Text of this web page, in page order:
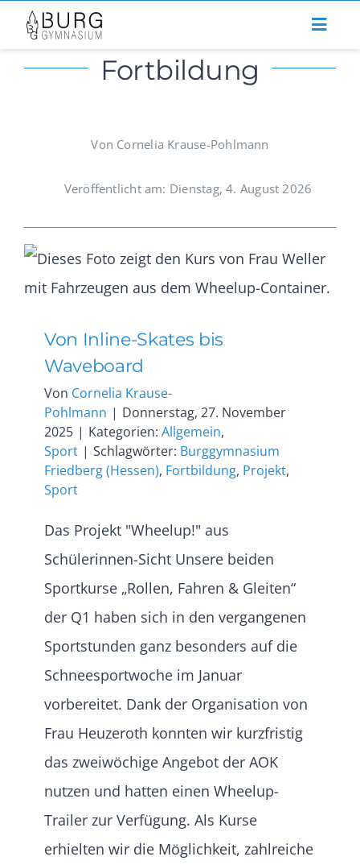
Zum
Inhalt
springen
Fortbildung
Von Cornelia Krause-Pohlmann
Veröffentlicht am: Dienstag, 4. August 2026
Von Inline-Skates bis
Waveboard
Von Cornelia Krause-
Pohlmann | Donnerstag, 27. November
2025 | Kategorien: Allgemein,
Sport | Schlagwörter: Burggymnasium
Friedberg (Hessen), Fortbildung, Projekt,
Sport
Das Projekt "Wheelup!" aus
Schülerinnen-Sicht Unsere beiden
Sportkurse „Rollen, Fahren & Gleiten“
der Q1 haben sich in den vergangenen
Sportstunden ganz besonders auf die
Schneesportwoche im Januar
vorbereitet. Dank der Organisation von
Frau Heuzeroth konnten wir kurzfristig
das zweiwöchige Angebot der AOK
nutzen und hatten einen Wheelup-
Trailer zur Verfügung. Als Kurse
erhielten wir die Möglichkeit, zahlreiche